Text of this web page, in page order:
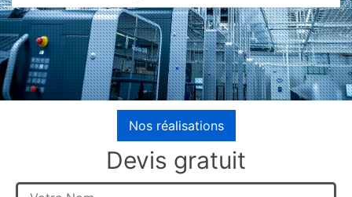
Nos réalisations
Devis gratuit